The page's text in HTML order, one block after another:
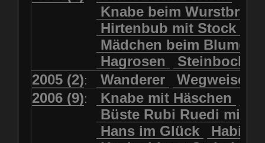
Mädchen beim Blumenpflücken
Mädchen in Regenjacke
Mädchen in Regenjacke und
Mädchen mit Regenmolch
Mädchen mit Schmetterling
Mätti Grossmann-Michel
Meitschi (Rundweg)
Meitschi mit Teddybär
Luchs schreitend
Luchs sitzend Murmeltier
Murmeltiere Rehbockkopf
Rehkitz Rehkitz sitzend
Salamader Schmetterling
Schmetterlinge Schnecke
Schwarznasenschaf
Schwarznasenschaf mit Kalb
Knabe beim
Hirtenbub mit Stock
Mädchen beim
Hagrosen
Steinbock
2005 (2): Wanderer
Wegweiser
2006 (9): Knabe mit Häschen
Büste Rubi Ruedi mit
Hans im Glück